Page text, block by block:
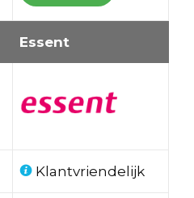
Essent
Klantvriendelijk